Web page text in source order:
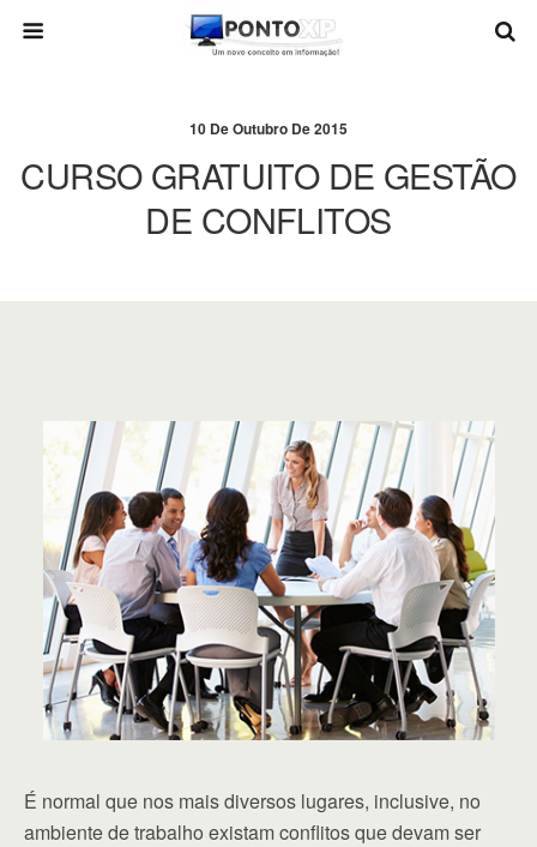
10 De Outubro De 2015
CURSO GRATUITO DE GESTÃO
DE CONFLITOS
É normal que nos mais diversos lugares, inclusive, no
ambiente de trabalho existam conflitos que devam ser